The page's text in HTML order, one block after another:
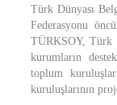
Türk Dünyası
Federasyonu
TÜRKSOY,
kurumların
toplum
kuruluşlarının